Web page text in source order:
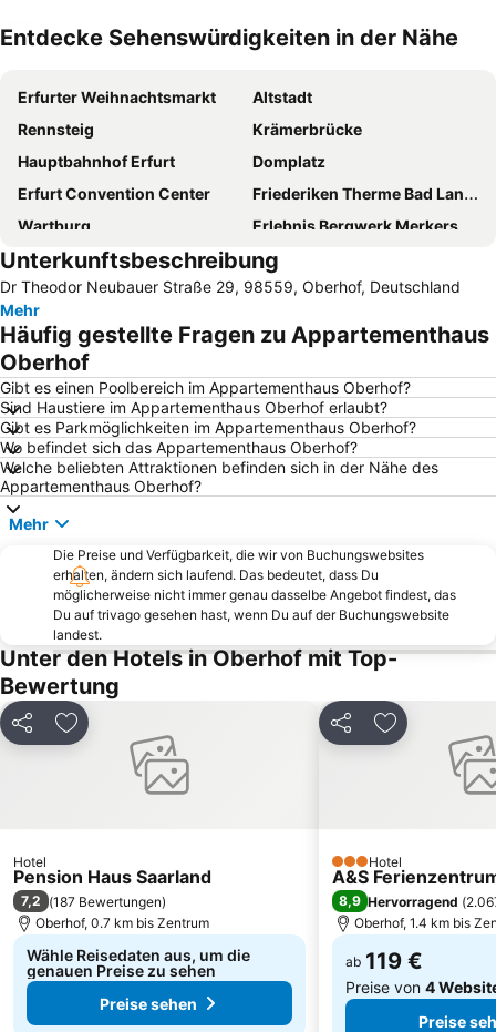
Entdecke Sehenswürdigkeiten in der Nähe
Erfurter Weihnachtsmarkt
Altstadt
Rennsteig
Krämerbrücke
Hauptbahnhof Erfurt
Domplatz
Erfurt Convention Center
Friederiken Therme Bad Langensalza
Wartburg
Erlebnis Bergwerk Merkers
Feengrotten
Marktplatz
Flughafen Erfurt-Weimar
Kaisersaal Erfurt
EGA Erfurt
CCS - Congress Centrum Suhl
Stotternheim
Erfurt Zoo & Aquarium
Tierpark Gotha
Nationalpark Hainich
Gispersleben
Anger
Zum Anker
Erfurter Hof
Jagdhaus Gabelbach
Legefeld - Holzdorf
Augustinerkloster Erfurt
Bindersleben
Steigerwaldstadion
Vieselbach
Schneekopf
Gelmeroda
Daberstedt
Großer Inselsberg
Alach
Niedernissa
Bischleben-Stedten
Marktplatz zu Eisenach
Fischmarkt
Heidecksburg
Unterkunftsbeschreibung
Dr Theodor Neubauer Straße 29, 98559, Oberhof, Deutschland
Mehr
Häufig gestellte Fragen zu Appartementhaus
Oberhof
Gibt es einen Poolbereich im Appartementhaus Oberhof?
Sind Haustiere im Appartementhaus Oberhof erlaubt?
Gibt es Parkmöglichkeiten im Appartementhaus Oberhof?
Wo befindet sich das Appartementhaus Oberhof?
Welche beliebten Attraktionen befinden sich in der Nähe des
Appartementhaus Oberhof?
Mehr
Die Preise und Verfügbarkeit, die wir von Buchungswebsites
erhalten, ändern sich laufend. Das bedeutet, dass Du
möglicherweise nicht immer genau dasselbe Angebot findest, das
Du auf trivago gesehen hast, wenn Du auf der Buchungswebsite
landest.
Unter den Hotels in Oberhof mit Top-
Bewertung
Teilen Zu Favoriten hinzufügen
Hotel
Pension Haus Saarland
7,2 (187 Bewertungen)
Oberhof, 0.7 km bis Zentrum
Wähle Reisedaten aus, um die
genauen Preise zu sehen
Preise sehen
Teilen Zu Favoriten
3 Sterne
Hotel
A&S
8,9 Hervorragend (
Oberhof, 1.4 km bis
ab 119 €
Preise von 4
Preise